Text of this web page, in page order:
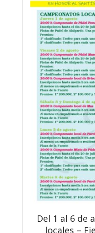
Del 1 al 6 de
locales –